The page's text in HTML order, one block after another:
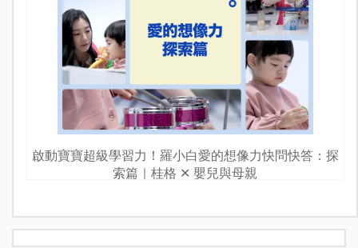
啟動寶寶超級學習力！羅小白愛的想像力快問快答：探
索篇｜桂格 ✕ 嬰兒與母親